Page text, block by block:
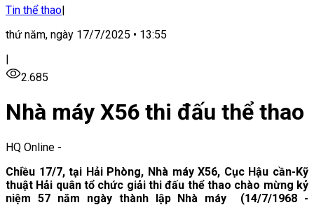
Tin thể thao|
thứ năm, ngày 17/7/2025 • 13:55
|
2.685
Nhà máy X56 thi đấu thể thao
HQ Online -
Chiều 17/7, tại Hải Phòng, Nhà máy X56, Cục Hậu cần-Kỹ
thuật Hải quân tổ chức giải thi đấu thể thao chào mừng kỷ
niệm 57 năm ngày thành lập Nhà máy (14/7/1968 -